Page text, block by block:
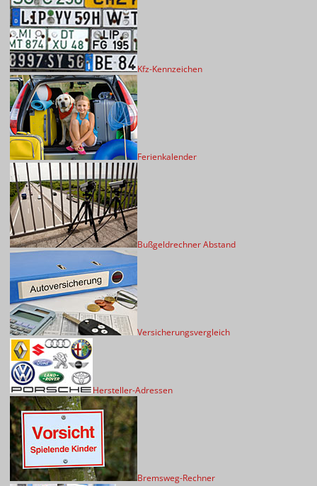
Kfz-Kennzeichen
Ferienkalender
Bußgeldrechner Abstand
Versicherungsvergleich
Hersteller-Adressen
Bremsweg-Rechner